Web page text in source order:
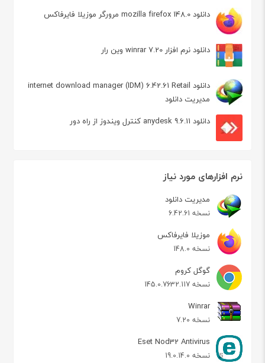
دانلود mozilla firefox 148.0 مرورگر موزیلا فایرفاکس
دانلود نرم افزار winrar 7.20 وین رار
دانلود internet download manager (IDM) 6.42.61 Retail
مدیریت دانلود
دانلود anydesk 9.6.11 کنترل ویندوز از راه دور
نرم افزارهای مورد نیاز
مدیریت دانلود
نسخه 6.42.61
موزیلا فایرفاکس
نسخه 148.0
گوگل کروم
نسخه 145.0.7632.117
Winrar
نسخه 7.20
Eset Nod32 Antivirus
نسخه 19.0.14.0